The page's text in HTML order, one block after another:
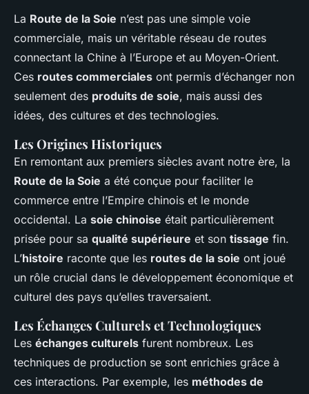
La Route de la Soie n’est pas une simple voie
commerciale, mais un véritable réseau de routes
connectant la Chine à l’Europe et au Moyen-Orient.
Ces routes commerciales ont permis d’échanger non
seulement des produits de soie, mais aussi des
idées, des cultures et des technologies.
Les Origines Historiques
En remontant aux premiers siècles avant notre ère, la
Route de la Soie a été conçue pour faciliter le
commerce entre l’Empire chinois et le monde
occidental. La soie chinoise était particulièrement
prisée pour sa qualité supérieure et son tissage fin.
L’histoire raconte que les routes de la soie ont joué
un rôle crucial dans le développement économique et
culturel des pays qu’elles traversaient.
Les Échanges Culturels et Technologiques
Les échanges culturels furent nombreux. Les
techniques de production se sont enrichies grâce à
ces interactions. Par exemple, les méthodes de